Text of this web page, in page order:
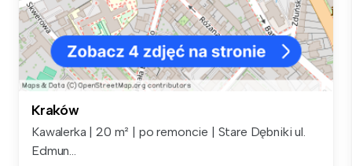
Kraków
Kawalerka | 20 m² | po remoncie | Stare Dębniki ul.
Edmun...